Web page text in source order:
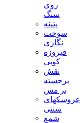
روی
سنگ
پتینه
سوخت
نگاری
فیروزه
کوبی
نقش
برجسته
بر مس
عروسکهای
سنتی
شمع